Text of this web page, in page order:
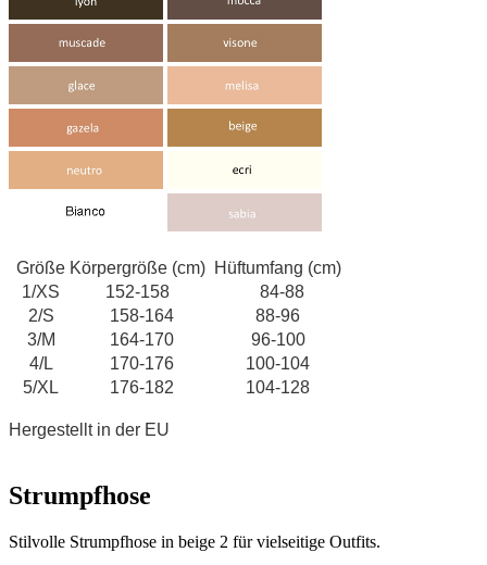
Größe Körpergröße (cm) Hüftumfang (cm)
1/XS
152-158
84-88
2/S
158-164
88-96
3/M
164-170
96-100
4/L
170-176
100-104
5/XL
176-182 104-128
Hergestellt in der EU
Strumpfhose
Stilvolle Strumpfhose in beige 2 für vielseitige Outfits.